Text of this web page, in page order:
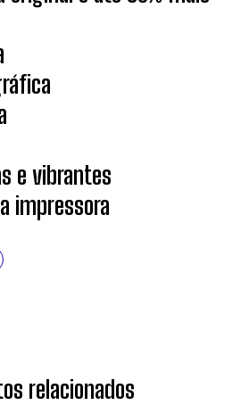
e vibrantes
impressora
relacionados